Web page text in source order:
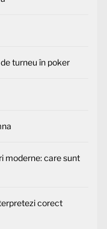
turneu în poker
moderne: care sunt
corect